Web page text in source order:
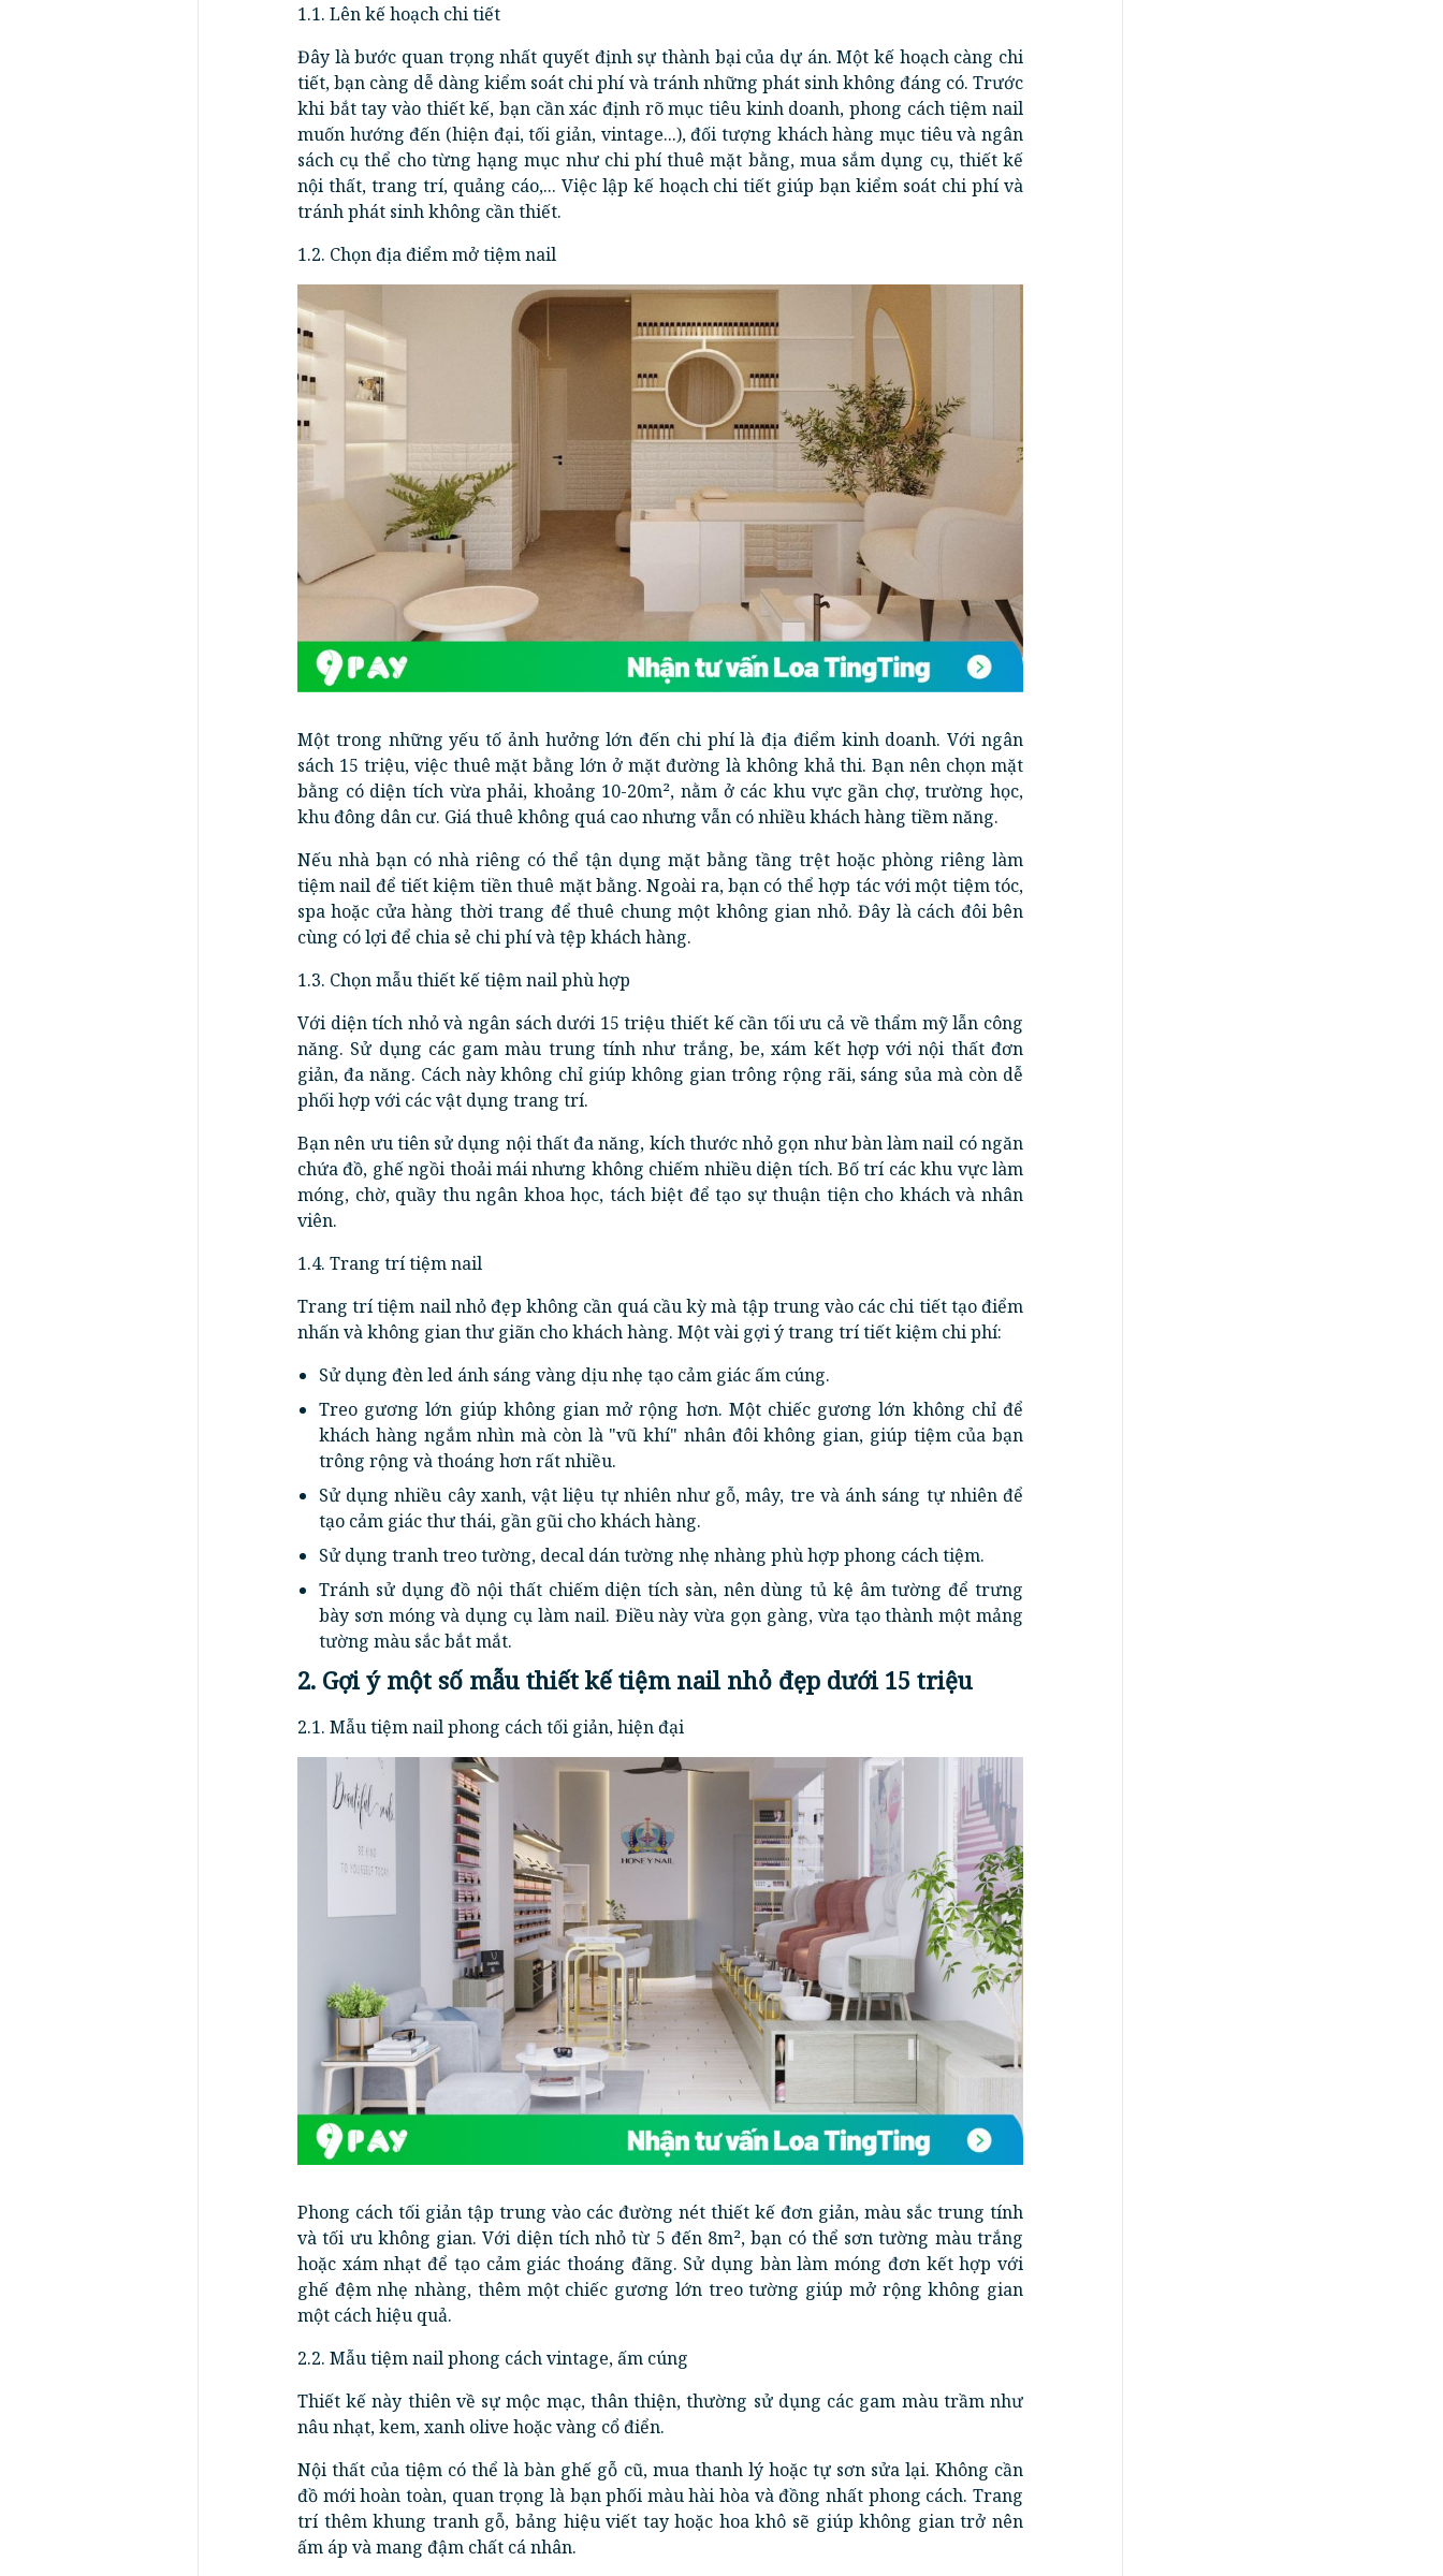
1.1. Lên kế hoạch chi tiết
Đây là bước quan trọng nhất quyết định sự thành bại của dự án. Một kế hoạch càng chi
tiết, bạn càng dễ dàng kiểm soát chi phí và tránh những phát sinh không đáng có. Trước
khi bắt tay vào thiết kế, bạn cần xác định rõ mục tiêu kinh doanh, phong cách tiệm nail
muốn hướng đến (hiện đại, tối giản, vintage...), đối tượng khách hàng mục tiêu và ngân
sách cụ thể cho từng hạng mục như chi phí thuê mặt bằng, mua sắm dụng cụ, thiết kế
nội thất, trang trí, quảng cáo,... Việc lập kế hoạch chi tiết giúp bạn kiểm soát chi phí và
tránh phát sinh không cần thiết.
1.2. Chọn địa điểm mở tiệm nail
Một trong những yếu tố ảnh hưởng lớn đến chi phí là địa điểm kinh doanh. Với ngân
sách 15 triệu, việc thuê mặt bằng lớn ở mặt đường là không khả thi. Bạn nên chọn mặt
bằng có diện tích vừa phải, khoảng 10-20m², nằm ở các khu vực gần chợ, trường học,
khu đông dân cư. Giá thuê không quá cao nhưng vẫn có nhiều khách hàng tiềm năng.
Nếu nhà bạn có nhà riêng có thể tận dụng mặt bằng tầng trệt hoặc phòng riêng làm
tiệm nail để tiết kiệm tiền thuê mặt bằng. Ngoài ra, bạn có thể hợp tác với một tiệm tóc,
spa hoặc cửa hàng thời trang để thuê chung một không gian nhỏ. Đây là cách đôi bên
cùng có lợi để chia sẻ chi phí và tệp khách hàng.
1.3. Chọn mẫu thiết kế tiệm nail phù hợp
Với diện tích nhỏ và ngân sách dưới 15 triệu thiết kế cần tối ưu cả về thẩm mỹ lẫn công
năng. Sử dụng các gam màu trung tính như trắng, be, xám kết hợp với nội thất đơn
giản, đa năng. Cách này không chỉ giúp không gian trông rộng rãi, sáng sủa mà còn dễ
phối hợp với các vật dụng trang trí.
Bạn nên ưu tiên sử dụng nội thất đa năng, kích thước nhỏ gọn như bàn làm nail có ngăn
chứa đồ, ghế ngồi thoải mái nhưng không chiếm nhiều diện tích. Bố trí các khu vực làm
móng, chờ, quầy thu ngân khoa học, tách biệt để tạo sự thuận tiện cho khách và nhân
viên.
1.4. Trang trí tiệm nail
Trang trí tiệm nail nhỏ đẹp không cần quá cầu kỳ mà tập trung vào các chi tiết tạo điểm
nhấn và không gian thư giãn cho khách hàng. Một vài gợi ý trang trí tiết kiệm chi phí:
Sử dụng đèn led ánh sáng vàng dịu nhẹ tạo cảm giác ấm cúng.
Treo gương lớn giúp không gian mở rộng hơn. Một chiếc gương lớn không chỉ để
khách hàng ngắm nhìn mà còn là "vũ khí" nhân đôi không gian, giúp tiệm của bạn
trông rộng và thoáng hơn rất nhiều.
Sử dụng nhiều cây xanh, vật liệu tự nhiên như gỗ, mây, tre và ánh sáng tự nhiên để
tạo cảm giác thư thái, gần gũi cho khách hàng.
Sử dụng tranh treo tường, decal dán tường nhẹ nhàng phù hợp phong cách tiệm.
Tránh sử dụng đồ nội thất chiếm diện tích sàn, nên dùng tủ kệ âm tường để trưng
bày sơn móng và dụng cụ làm nail. Điều này vừa gọn gàng, vừa tạo thành một mảng
tường màu sắc bắt mắt.
2. Gợi ý một số mẫu thiết kế tiệm nail nhỏ đẹp dưới 15 triệu
2.1. Mẫu tiệm nail phong cách tối giản, hiện đại
Phong cách tối giản tập trung vào các đường nét thiết kế đơn giản, màu sắc trung tính
và tối ưu không gian. Với diện tích nhỏ từ 5 đến 8m², bạn có thể sơn tường màu trắng
hoặc xám nhạt để tạo cảm giác thoáng đãng. Sử dụng bàn làm móng đơn kết hợp với
ghế đệm nhẹ nhàng, thêm một chiếc gương lớn treo tường giúp mở rộng không gian
một cách hiệu quả.
2.2. Mẫu tiệm nail phong cách vintage, ấm cúng
Thiết kế này thiên về sự mộc mạc, thân thiện, thường sử dụng các gam màu trầm như
nâu nhạt, kem, xanh olive hoặc vàng cổ điển.
Nội thất của tiệm có thể là bàn ghế gỗ cũ, mua thanh lý hoặc tự sơn sửa lại. Không cần
đồ mới hoàn toàn, quan trọng là bạn phối màu hài hòa và đồng nhất phong cách. Trang
trí thêm khung tranh gỗ, bảng hiệu viết tay hoặc hoa khô sẽ giúp không gian trở nên
ấm áp và mang đậm chất cá nhân.